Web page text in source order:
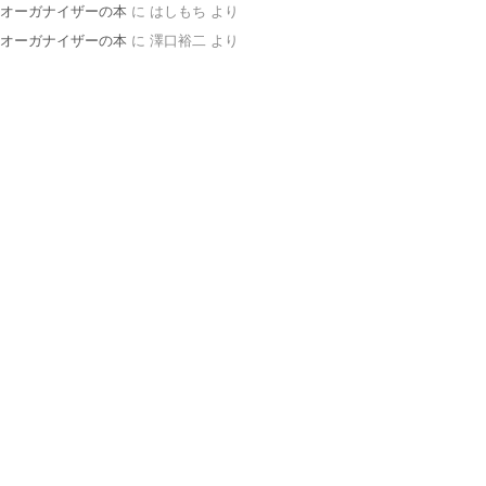
オーガナイザーの本 に はしもち より
オーガナイザーの本 に 澤口裕二 より